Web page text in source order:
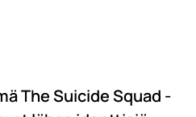
The Suicide Squad -